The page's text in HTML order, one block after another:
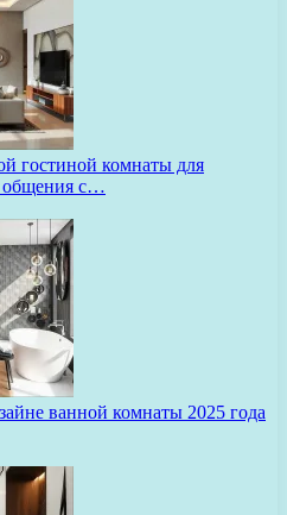
гостиной комнаты для
общения с…
ванной комнаты 2025 года